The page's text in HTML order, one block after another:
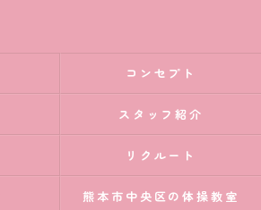
コンセプト
スタッフ紹介
リクルート
熊本市中央区の体操教室